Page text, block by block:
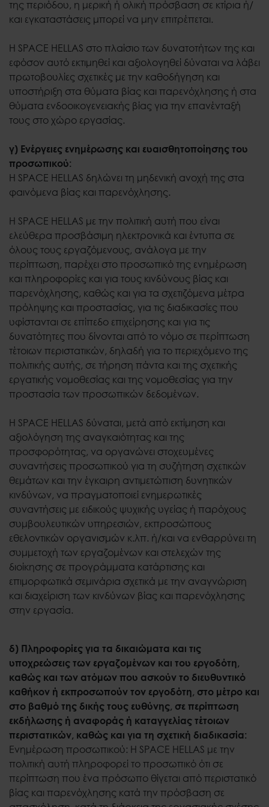
της περιόδου, η μερική ή ολική πρόσβαση σε κτίρια ή/
και εγκαταστάσεις μπορεί να μην επιτρέπεται.
Η SPACE HELLAS στο πλαίσιο των δυνατοτήτων της και
εφόσον αυτό εκτιμηθεί και αξιολογηθεί δύναται να λάβει
πρωτοβουλίες σχετικές με την καθοδήγηση και
υποστήριξη στα θύματα βίας και παρενόχλησης ή στα
θύματα ενδοοικογενειακής βίας για την επανένταξή
τους στο χώρο εργασίας.
γ) Ενέργειες ενημέρωσης και ευαισθητοποίησης του
προσωπικού:
Η SPACE HELLAS δηλώνει τη μηδενική ανοχή της στα
φαινόμενα βίας και παρενόχλησης.
Η SPACE HELLAS με την πολιτική αυτή που είναι
ελεύθερα προσβάσιμη ηλεκτρονικά και έντυπα σε
όλους τους εργαζόμενους, ανάλογα με την
περίπτωση, παρέχει στο προσωπικό της ενημέρωση
και πληροφορίες και για τους κινδύνους βίας και
παρενόχλησης, καθώς και για τα σχετιζόμενα μέτρα
πρόληψης και προστασίας, για τις διαδικασίες που
υφίστανται σε επίπεδο επιχείρησης και για τις
δυνατότητες που δίνονται από το νόμο σε περίπτωση
τέτοιων περιστατικών, δηλαδή για το περιεχόμενο της
πολιτικής αυτής, σε τήρηση πάντα και της σχετικής
εργατικής νομοθεσίας και της νομοθεσίας για την
προστασία των προσωπικών δεδομένων.
Η SPACE HELLAS δύναται, μετά από εκτίμηση και
αξιολόγηση της αναγκαιότητας και της
προσφορότητας, να οργανώνει στοχευμένες
συναντήσεις προσωπικού για τη συζήτηση σχετικών
θεμάτων και την έγκαιρη αντιμετώπιση δυνητικών
κινδύνων, να πραγματοποιεί ενημερωτικές
συναντήσεις με ειδικούς ψυχικής υγείας ή παρόχους
συμβουλευτικών υπηρεσιών, εκπροσώπους
εθελοντικών οργανισμών κ.λπ. ή/και να ενθαρρύνει τη
συμμετοχή των εργαζομένων και στελεχών της
διοίκησης σε προγράμματα κατάρτισης και
επιμορφωτικά σεμινάρια σχετικά με την αναγνώριση
και διαχείριση των κινδύνων βίας και παρενόχλησης
στην εργασία.
δ) Πληροφορίες για τα δικαιώματα και τις
υποχρεώσεις των εργαζομένων και του εργοδότη,
καθώς και των ατόμων που ασκούν το διευθυντικό
καθήκον ή εκπροσωπούν τον εργοδότη, στο μέτρο και
στο βαθμό της δικής τους ευθύνης, σε περίπτωση
εκδήλωσης ή αναφοράς ή καταγγελίας τέτοιων
περιστατικών, καθώς και για τη σχετική διαδικασία:
Ενημέρωση προσωπικού: Η SPACE HELLAS με την
πολιτική αυτή πληροφορεί το προσωπικό ότι σε
περίπτωση που ένα πρόσωπο θίγεται από περιστατικό
βίας και παρενόχλησης κατά την πρόσβαση σε